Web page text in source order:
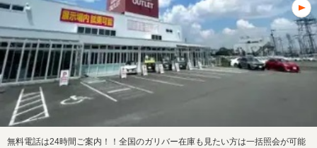
無料電話は24時間ご案内！！全国のガリバー在庫も見たい方は一括照会が可能